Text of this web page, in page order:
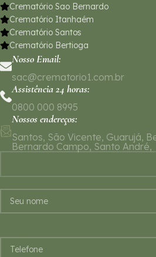
Crematório Sao Bernardo
Crematório Itanhaém
Crematório Santos
Crematório Bertioga
Nosso Email:
sac@crematorio1.com.br
Assistência 24 horas:
0800 000 8995
Nossos endereços:
Santos, São Vicente, Guarujá,
Bernardo Campo, Santo André,